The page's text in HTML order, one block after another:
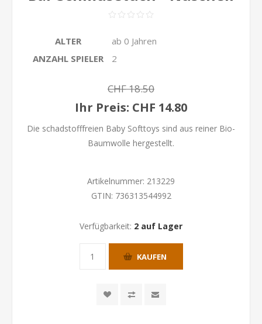
ALTER
ab 0 Jahren
ANZAHL SPIELER
2
CHF 18.50
Ihr Preis: CHF 14.80
Die schadstofffreien Baby Softtoys sind aus reiner Bio-
Baumwolle hergestellt.
Artikelnummer: 213229
GTIN: 736313544992
Verfügbarkeit: 2 auf Lager
KAUFEN